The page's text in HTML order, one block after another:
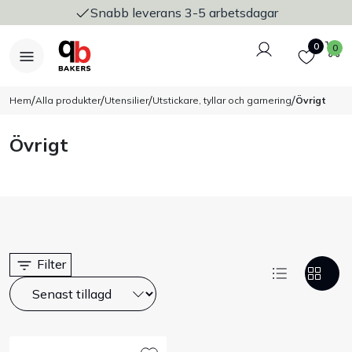
Snabb leverans 3-5 arbetsdagar
Logga in
Favoriter
0 0
Nyheter
Stickvagnar & transport
Hem/Alla produkter/Utensilier/Utstickare, tyllar och garnering/Övrigt
Övrigt
Filter